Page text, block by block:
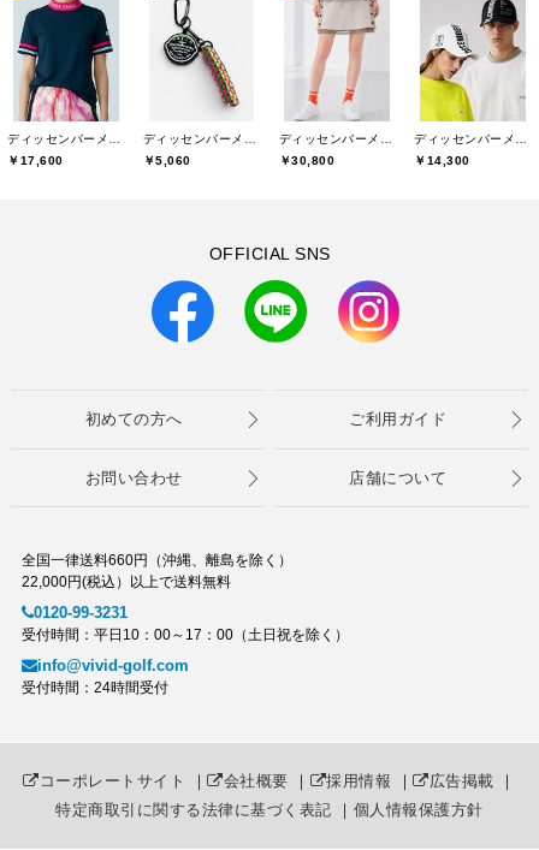
￥17,600
￥5,060
￥30,800
￥14,300
OFFICIAL SNS
初めての方へ ご利用ガイド
お問い合わせ 店舗について
全国一律送料660円（沖縄、離島を除く）
22,000円(税込）以上で送料無料
0120-99-3231
受付時間：平日10：00～17：00（土日祝を除く）
info@vivid-golf.com
受付時間：24時間受付
コーポレートサイト ｜ 会社概要 ｜ 採用情報 ｜ 広告掲載 ｜
特定商取引に関する法律に基づく表記 ｜ 個人情報保護方針